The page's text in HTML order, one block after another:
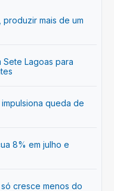
produzir mais de um
Sete Lagoas para
queda de
8% em julho e
cresce menos do